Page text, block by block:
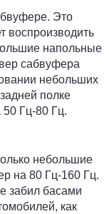
Это
воспроизводить
напольные
сабвуфера
небольших
полке
50 Гц-80 Гц.
небольшие
на 80 Гц-160 Гц.
забил басами
как